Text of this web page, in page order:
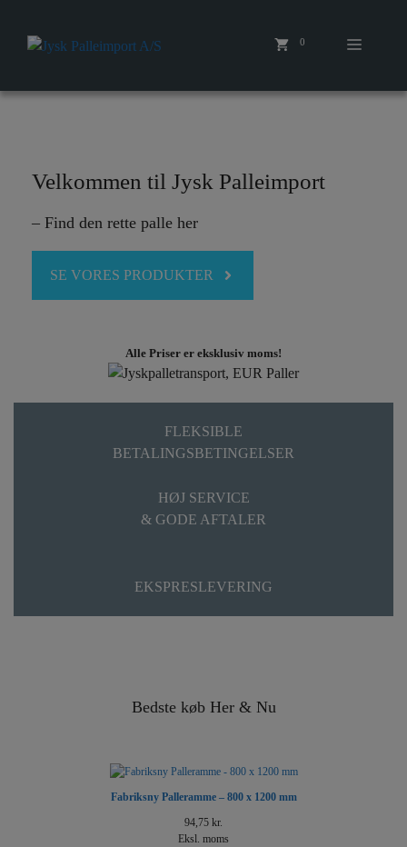
indhold
0 Menu
Velkommen til Jysk Palleimport
– Find den rette palle her
SE VORES PRODUKTER
Alle Priser er eksklusiv moms!
FLEKSIBLE
BETALINGSBETINGELSER
HØJ SERVICE
& GODE AFTALER
EKSPRESLEVERING
Bedste køb Her & Nu
Fabriksny Palleramme – 800 x 1200 mm
94,75 kr.
Eksl. moms